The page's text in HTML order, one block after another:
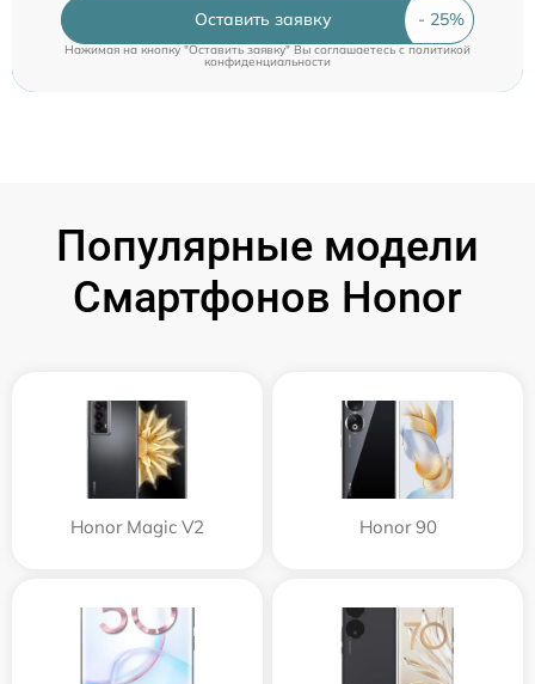
Оставить заявку
Нажимая на кнопку "Оставить заявку" Вы соглашаетесь cполитикой
конфиденциальности
Популярные модели
Смартфонов Honor
Honor Magic V2 Honor 90